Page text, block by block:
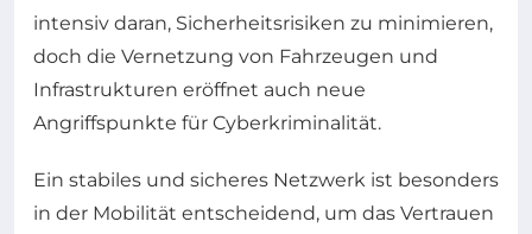
intensiv daran, Sicherheitsrisiken zu minimieren,
doch die Vernetzung von Fahrzeugen und
Infrastrukturen eröffnet auch neue
Angriffspunkte für Cyberkriminalität.
Ein stabiles und sicheres Netzwerk ist besonders
in der Mobilität entscheidend, um das Vertrauen